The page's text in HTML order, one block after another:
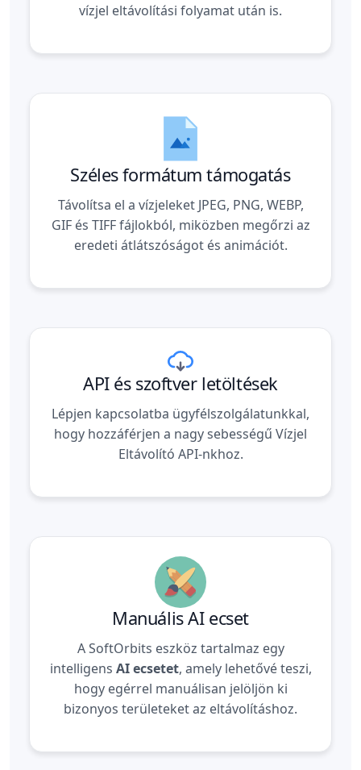
vízjel eltávolítási folyamat után is.
Széles formátum támogatás
Távolítsa el a vízjeleket JPEG, PNG, WEBP,
GIF és TIFF fájlokból, miközben megőrzi az
eredeti átlátszóságot és animációt.
API és szoftver letöltések
Lépjen kapcsolatba ügyfélszolgálatunkkal,
hogy hozzáférjen a nagy sebességű Vízjel
Eltávolító API-nkhoz.
Manuális AI ecset
A SoftOrbits eszköz tartalmaz egy
intelligens AI ecsetet, amely lehetővé teszi,
hogy egérrel manuálisan jelöljön ki
bizonyos területeket az eltávolításhoz.